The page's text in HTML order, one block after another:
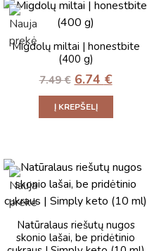
Migdolų miltai | honestbite
(400 g)
7.49€ 6.74 €
Į KREPŠELĮ
Natūralaus riešutų nugos
skonio lašai, be pridėtinio